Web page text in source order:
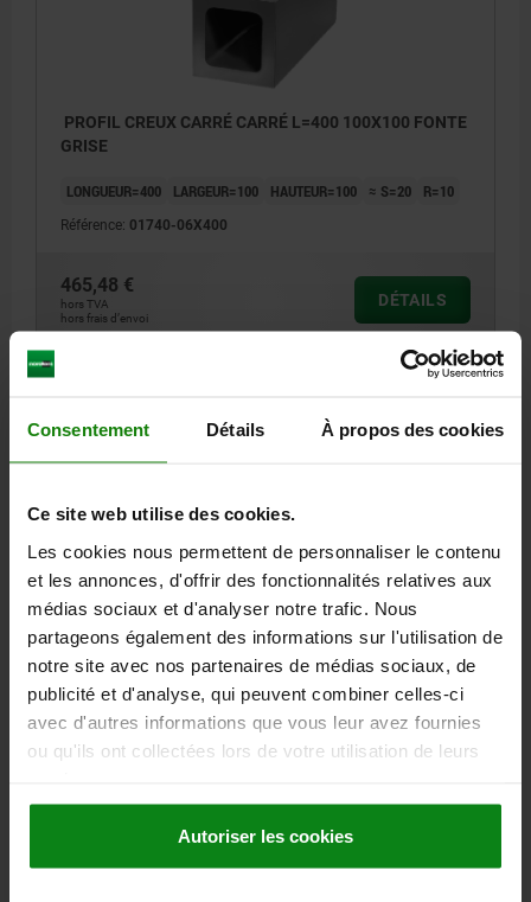
Consentement Détails À propos des cookies
Ce site web utilise des cookies.
Les cookies nous permettent de personnaliser le contenu
et les annonces, d'offrir des fonctionnalités relatives aux
médias sociaux et d'analyser notre trafic. Nous
partageons également des informations sur l'utilisation de
notre site avec nos partenaires de médias sociaux, de
publicité et d'analyse, qui peuvent combiner celles-ci
avec d'autres informations que vous leur avez fournies
ou qu'ils ont collectées lors de votre utilisation de leurs
Autoriser les cookies
PROFIL CREUX CARRÉ CARRÉ L=400 100X100 FONTE
GRISE
LONGUEUR=400 LARGEUR=100 HAUTEUR=100 ≈ S=20 R=10
Référence: 01740-06X400
465,48 €
hors TVA
hors frais d’envoi
DÉTAILS
PROFIL CREUX CARRÉ CARRÉ L=200 125X125 FONTE
GRISE
LONGUEUR=200 LARGEUR=125 HAUTEUR=125
Référence:01740-07X200
349,09 €